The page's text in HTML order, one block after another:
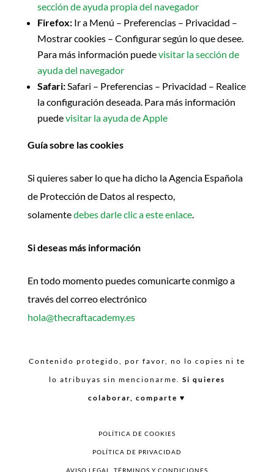
sección de ayuda propia del navegador
Firefox: Ir a Menú – Preferencias – Privacidad –
Mostrar cookies – Configurar según lo que desee.
Para más información puedevisitar la sección de
ayuda del navegador
Safari:Safari – Preferencias – Privacidad – Realice
la configuración deseada. Para más información
puedevisitar la ayuda de Apple
Guía sobre las cookies
Si quieres saber lo que ha dicho la Agencia Española
de Protección de Datos al respecto,
solamentedebes darle clic a este enlace.
Si deseas más información
En todo momento puedes comunicarte conmigo a
través del correo electrónico
hola@thecraftacademy.es
Contenido protegido, por favor, no lo copies ni te
lo atribuyas sin mencionarme. Si quieres
colaborar, comparte ♥︎
POLÍTICA DE COOKIES
POLÍTICA DE PRIVACIDAD
AVISO LEGAL, TÉRMINOS Y CONDICIONES